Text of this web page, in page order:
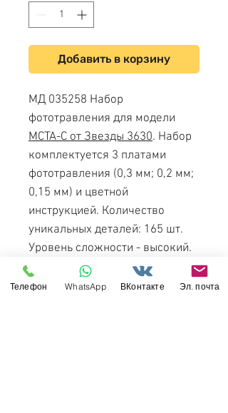
Добавить в корзину
МД 035258 Набор
фототравления для модели
МСТА-С от Звезды 3630. Набор
комплектуется 3 платами
фототравления (0,3 мм; 0,2 мм;
0,15 мм) и цветной
инструкцией. Количество
уникальных деталей: 165 шт.
Уровень сложности - высокий.
Артикул: МД 035258
Телефон WhatsApp ВКонтакте Эл. почта